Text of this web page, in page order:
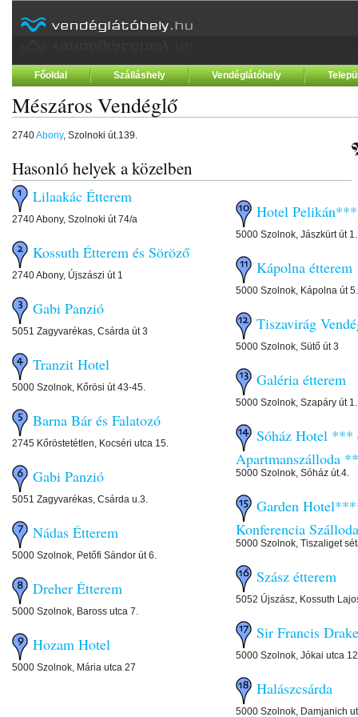
Főoldal Szálláshely Vendéglátóhely
Mészáros Vendéglő
2740Abony, Szolnoki út.139.
Hasonló helyek a közelben
Lilaakác Étterem
2740 Abony, Szolnoki út 74/a
Kossuth Étterem és Söröző
2740 Abony, Újszászi út 1
Gabi Panzió
5051 Zagyvarékas, Csárda út 3
Tranzit Hotel
5000 Szolnok, Kőrösi út 43-45.
Barna Bár és Falatozó
2745 Kőröstetétlen, Kocséri utca 15.
Gabi Panzió
5051 Zagyvarékas, Csárda u.3.
Nádas Étterem
5000 Szolnok, Petőfi Sándor út 6.
Dreher Étterem
5000 Szolnok, Baross utca 7.
Hozam Hotel
5000 Szolnok, Mária utca 27
Hotel Pelikán***
5000 Szolnok, Jászkürt út 1.
Kápolna étterem
5000 Szolnok, Kápolna út 5.
Tiszavirág
5000 Szolnok, Sütő út 3
Galéria étterem
5000 Szolnok, Szapáry út 1.
Sóház Hotel ***
Apartmanszálloda
5000 Szolnok, Sóház út.4.
Garden
Konferencia Szálloda
5000 Szolnok, Tiszaliget
Szász étterem
5052 Újszász, Kossuth
Sir Francis
5000 Szolnok, Jókai utca
Halászcsárda
5000 Szolnok, Damjanich